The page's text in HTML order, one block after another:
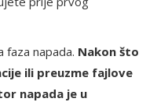
faza napada. Nakon što
ili preuzme fajlove
napada je u